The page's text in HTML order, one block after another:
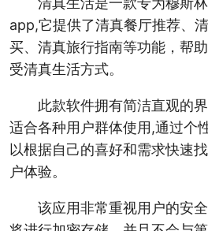
app,它提供了清真餐厅推荐、
买、清真旅行指南等功能，帮
受清真生活方式。
此款软件拥有简洁直观的
适合各种用户群体使用,通过个
以根据自己的喜好和需求快速
户体验。
该应用非常重视用户的安